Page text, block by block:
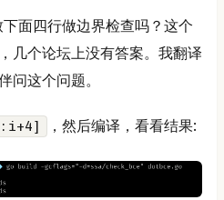
面四行做边界检查吗？这个
几个论坛上没有答案。我翻译
问这个问题。
，然后编译，看看结果: